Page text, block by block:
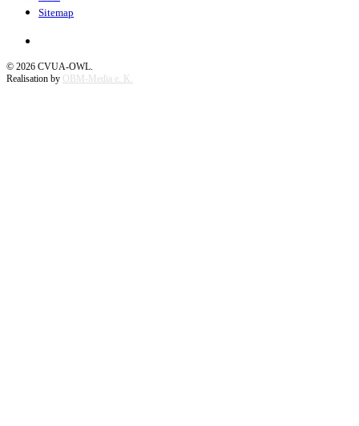
Sitemap
© 2026 CVUA-OWL.
Realisation by OBM-Media e. K.